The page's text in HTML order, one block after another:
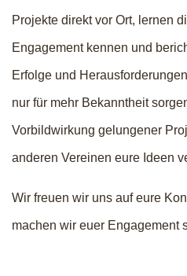
Projekte direkt vor Ort, lernen
Engagement kennen und
Erfolge und
nur für mehr Bekanntheit
Vorbildwirkung gelungener
anderen Vereinen eure Ideen
Wir freuen wir uns auf eure
machen wir euer Engagement